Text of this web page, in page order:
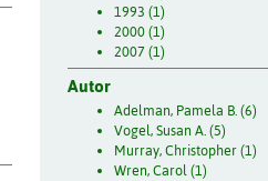
1993 (1)
2000 (1)
2007 (1)
Autor
Adelman, Pamela B. (6)
Vogel, Susan A. (5)
Murray, Christopher (1)
Wren, Carol (1)